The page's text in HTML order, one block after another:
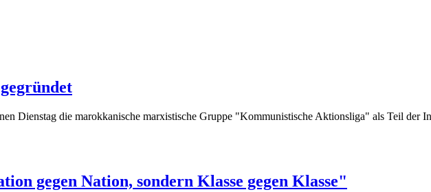
Dienstag die marokkanische marxistische Gruppe "Kommunistische Aktionsliga" als Teil der
gegen Nation, sondern Klasse gegen Klasse"